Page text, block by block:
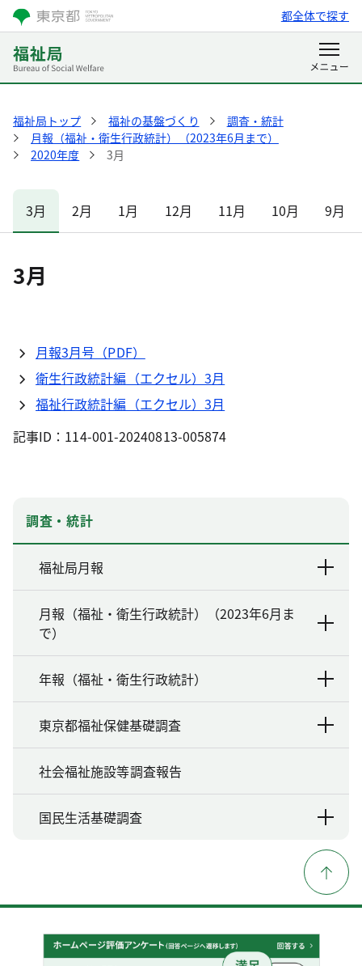
都全体で探す
福祉局トップ 福祉の基盤づくり
調査・統計
月報（福祉・衛生行政統計）（2023年6月まで）
2020年度
3月
3月 2月 1月 12月 11月 10月 9月
3月
月報3月号（PDF）
衛生行政統計編（エクセル）3月
福祉行政統計編（エクセル）3月
記事ID：114-001-20240813-005874
調査・統計
福祉局月報
月報（福祉・衛生行政統計）（2023年6月ま
で）
年報（福祉・衛生行政統計）
東京都福祉保健基礎調査
社会福祉施設等調査報告
国民生活基礎調査